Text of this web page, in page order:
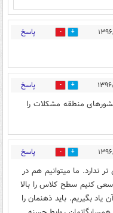
6 پاسخ
3 پاسخ
منطقه مشکلات را
4 پاسخ
ندارد. ما میتوانیم هم در
کنیم سطح کلاس را بالا
یاد بگیریم. باید ذهنمان را